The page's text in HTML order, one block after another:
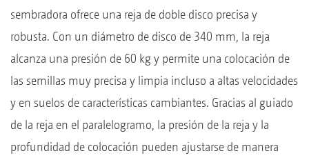
sembradora ofrece una reja de doble disco precisa y
robusta. Con un diámetro de disco de 340 mm, la reja
alcanza una presión de 60 kg y permite una colocación de
las semillas muy precisa y limpia incluso a altas velocidades
y en suelos de características cambiantes. Gracias al guiado
de la reja en el paralelogramo, la presión de la reja y la
profundidad de colocación pueden ajustarse de manera